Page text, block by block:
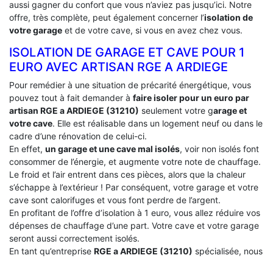
aussi gagner du confort que vous n’aviez pas jusqu’ici. Notre
offre, très complète, peut également concerner l’isolation de
votre garage et de votre cave, si vous en avez chez vous.
ISOLATION DE GARAGE ET CAVE POUR 1
EURO AVEC ARTISAN RGE A ARDIEGE
Pour remédier à une situation de précarité énergétique, vous
pouvez tout à fait demander à faire isoler pour un euro par
artisan RGE a ARDIEGE (31210) seulement votre garage et
votre cave. Elle est réalisable dans un logement neuf ou dans le
cadre d’une rénovation de celui-ci.
En effet, un garage et une cave mal isolés, voir non isolés font
consommer de l’énergie, et augmente votre note de chauffage.
Le froid et l’air entrent dans ces pièces, alors que la chaleur
s’échappe à l’extérieur ! Par conséquent, votre garage et votre
cave sont calorifuges et vous font perdre de l’argent.
En profitant de l’offre d’isolation à 1 euro, vous allez réduire vos
dépenses de chauffage d’une part. Votre cave et votre garage
seront aussi correctement isolés.
En tant qu’entreprise RGE a ARDIEGE (31210) spécialisée, nous